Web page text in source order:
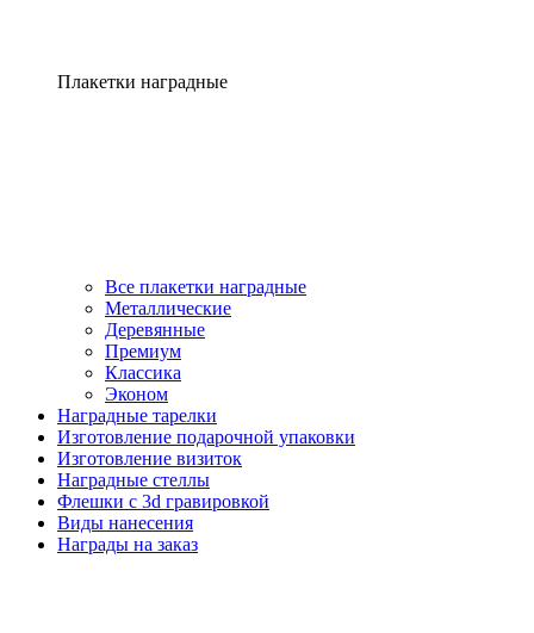
Плакетки наградные
Все плакетки наградные
Металлические
Деревянные
Премиум
Классика
Эконом
Наградные тарелки
Изготовление подарочной упаковки
Изготовление визиток
Наградные стеллы
Флешки с 3d гравировкой
Виды нанесения
Награды на заказ